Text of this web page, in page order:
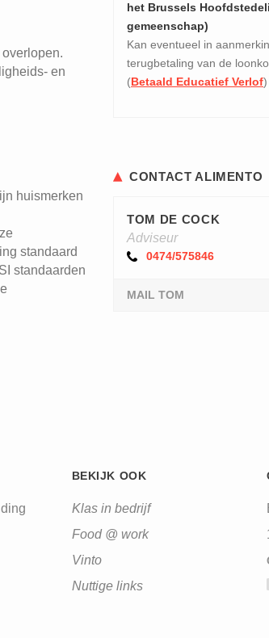
en
huismerken
standaard
standaarden
het Brussels
gemeenschap)
Kan eventueel in
terugbetaling van de
(Betaald Educatief Verlof)
CONTACT ALIMENTO
TOM DE COCK
Adviseur
0474/575846
MAIL TOM
BEKIJK OOK
Klas in bedrijf
Food @ work
Vinto
Nuttige links